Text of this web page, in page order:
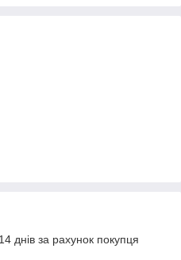
днів за рахунок покупця